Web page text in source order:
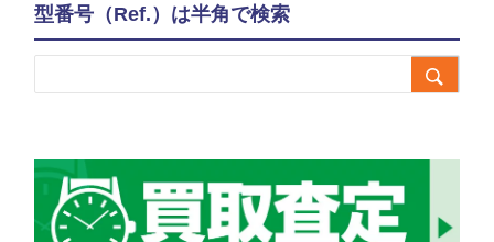
型番号（Ref.）は半角で検索
